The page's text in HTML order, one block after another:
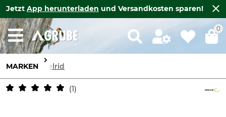
Jetzt App herunterladen und Versandkosten sparen!
0
MARKEN Edelrid
1